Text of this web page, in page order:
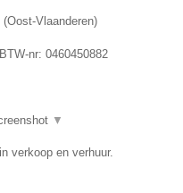
(Oost-Vlaanderen)
BTW-nr: 0460450882
▼
verkoop en verhuur.